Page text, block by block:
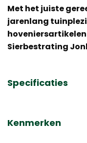
Met het juiste
jarenlang
Sierbestrating
Specificaties
Kenmerken